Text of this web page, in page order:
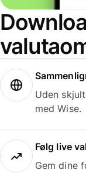
Uden
med Wise.
Følg live
Gem dine